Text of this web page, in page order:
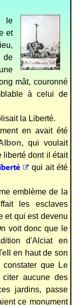
le
et
de
mât, couronné
à celui de
la Liberté.
en avait été
, qui voulait
liberté dont il était
qui ait été
emblème de la
les esclaves
et qui est devenu
voit donc que le
d'Alciat en
en haut de son
que Le
aucune des
jardins, passe
ce monument